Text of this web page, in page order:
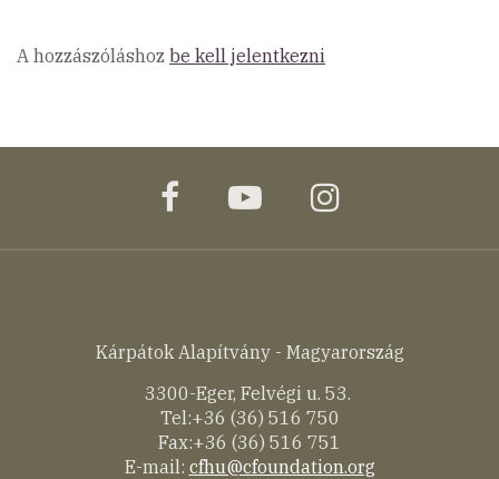
A hozzászóláshoz be kell jelentkezni
facebookyoutubeinstagram
Kárpátok Alapítvány - Magyarország
3300-Eger, Felvégi u. 53.
Tel:+36 (36) 516 750
Fax:+36 (36) 516 751
E-mail: cfhu@cfoundation.org